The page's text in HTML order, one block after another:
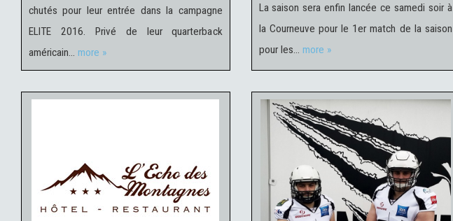
chutés pour leur entrée dans la campagne
ELITE 2016. Privé de leur quarterback
américain… more »
La saison sera enfin lancée ce samedi soir à
la Courneuve pour le 1er match de la saison
pour les… more »
Actualités Partenaires
24
Actualités Elite 23 février 2016